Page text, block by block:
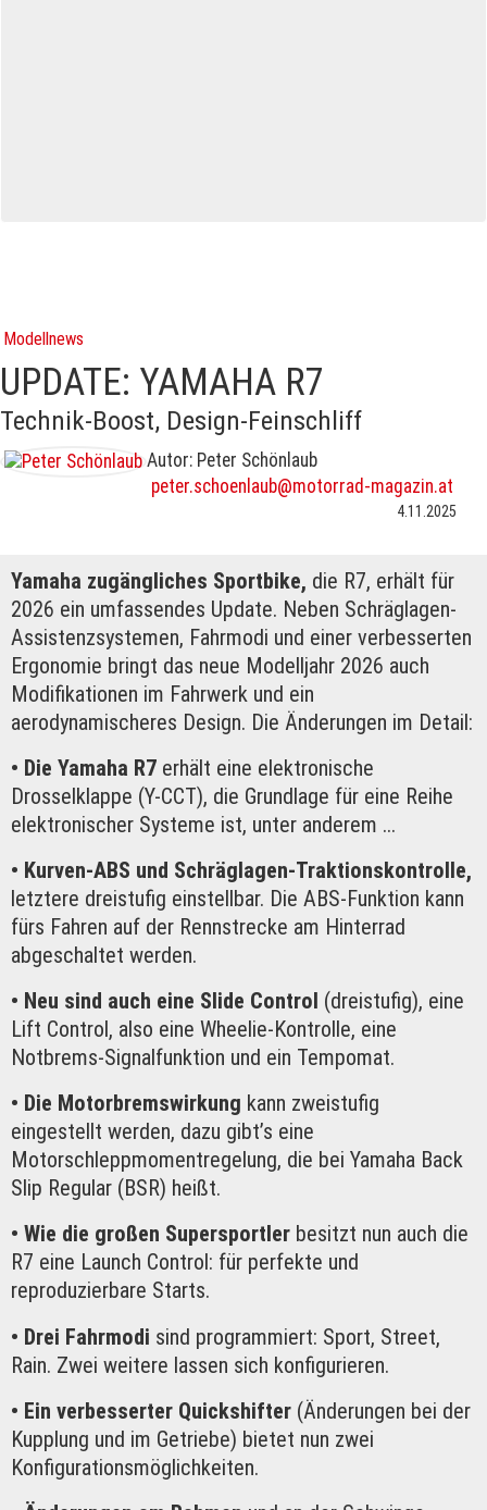
Modellnews
Autor: Peter Schönlaub
peter.schoenlaub@motorrad-magazin.at
4.11.2025
UPDATE: YAMAHA R7
Technik-Boost, Design-Feinschliff
Yamaha zugängliches Sportbike, die R7, erhält für
2026 ein umfassendes Update. Neben Schräglagen-
Assistenzsystemen, Fahrmodi und einer verbesserten
Ergonomie bringt das neue Modelljahr 2026 auch
Modifikationen im Fahrwerk und ein
aerodynamischeres Design. Die Änderungen im Detail:
• Die Yamaha R7 erhält eine elektronische
Drosselklappe (Y-CCT), die Grundlage für eine Reihe
elektronischer Systeme ist, unter anderem ...
• Kurven-ABS und Schräglagen-Traktionskontrolle,
letztere dreistufig einstellbar. Die ABS-Funktion kann
fürs Fahren auf der Rennstrecke am Hinterrad
abgeschaltet werden.
• Neu sind auch eine Slide Control (dreistufig), eine
Lift Control, also eine Wheelie-Kontrolle, eine
Notbrems-Signalfunktion und ein Tempomat.
• Die Motorbremswirkung kann zweistufig
eingestellt werden, dazu gibt’s eine
Motorschleppmomentregelung, die bei Yamaha Back
Slip Regular (BSR) heißt.
• Wie die großen Supersportler besitzt nun auch die
R7 eine Launch Control: für perfekte und
reproduzierbare Starts.
• Drei Fahrmodi sind programmiert: Sport, Street,
Rain. Zwei weitere lassen sich konfigurieren.
• Ein verbesserter Quickshifter (Änderungen bei der
Kupplung und im Getriebe) bietet nun zwei
Konfigurationsmöglichkeiten.